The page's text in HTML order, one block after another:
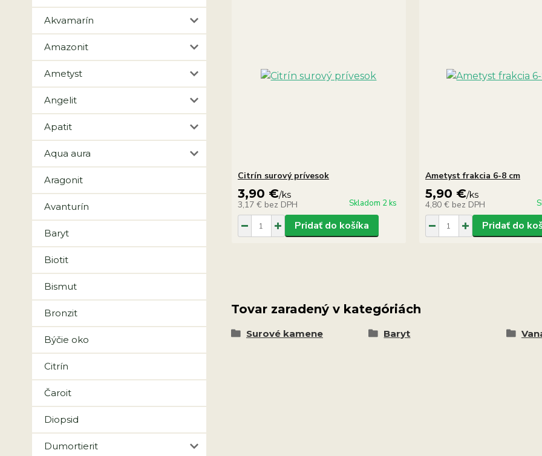
Akvamarín
Amazonit
Ametyst
Angelit
Apatit
Aqua aura
Aragonit
Avanturín
Baryt
Biotit
Bismut
Bronzit
Býčie oko
Citrín
Čaroit
Diopsid
Dumortierit
Citrín surový prívesok
3,90 €/ks
3,17 € bez DPH Skladom 2 ks
Pridať do košíka
Ametyst frakcia 6-8 cm
5,90 €/ks
4,80 € bez DPH
Pridať do
Tovar zaradený v kategóriách
Surové kamene Baryt